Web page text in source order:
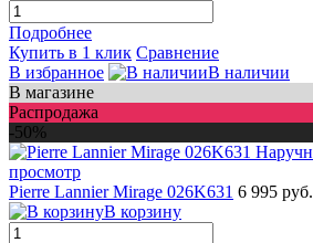
Подробнее
Купить в 1 клик Сравнение
В избранное
В наличии
В магазине
Распродажа
-50%
просмотр
Pierre Lannier Mirage 026K631 6 995 руб.
В корзину